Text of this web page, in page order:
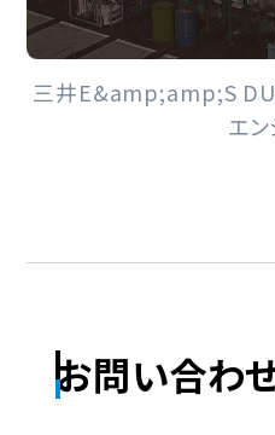
三井E&amp;amp;S
エ
お問い合わ